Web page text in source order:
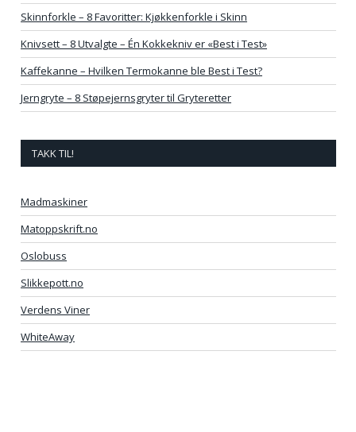
Skinnforkle – 8 Favoritter: Kjøkkenforkle i Skinn
Knivsett – 8 Utvalgte – Én Kokkekniv er «Best i Test»
Kaffekanne – Hvilken Termokanne ble Best i Test?
Jerngryte – 8 Støpejernsgryter til Gryteretter
TAKK TIL!
Madmaskiner
Matoppskrift.no
Oslobuss
Slikkepott.no
Verdens Viner
WhiteAway